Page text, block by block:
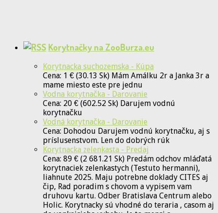
Korytnačky na ZooBurza.eu
Korytnacka suchozemska - Kúpa
Cena: 1 € (30.13 Sk) Mám Amálku 2r a Janka 3r a
mame miesto este pre jednu
Vodna korytnačka - Darovanie
Cena: 20 € (602.52 Sk) Darujem vodnú
korytnačku
Vodná korytnačka - Darovanie
Cena: Dohodou Darujem vodnú korytnačku, aj s
príslusenstvom. Len do dobrých rúk
Korytnacka zelenkasta - Predaj
Cena: 89 € (2 681.21 Sk) Predám odchov mláďatá
korytnaciek zelenkastych (Testuto hermanni),
liahnute 2025. Maju potrebne doklady CITES aj
čip, Rad poradim s chovom a vypisem vam
druhovu kartu. Odber Bratislava Centrum alebo
Holic. Korytnacky sú vhodné do teraria , casom aj